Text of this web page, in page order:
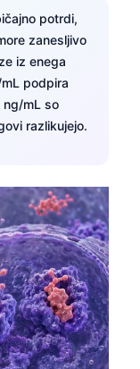
potrdi,
zanesljivo
iz enega
podpira
ng/mL so
razlikujejo.